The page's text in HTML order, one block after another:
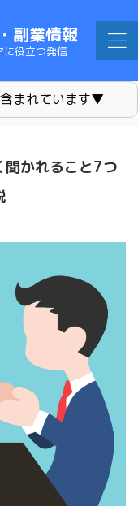
副業情報
に役立つ発信
まれています▼
聞かれること7つ